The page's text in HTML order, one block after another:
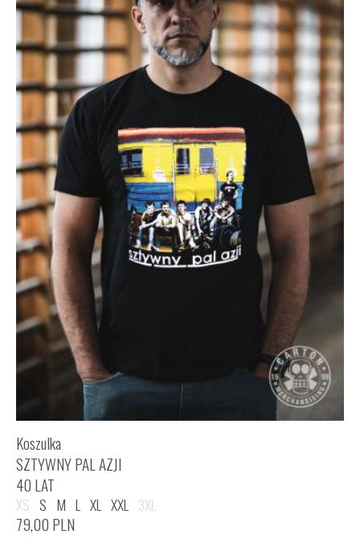
Koszulka
SZTYWNY PAL AZJI
40 LAT
XS S M L XL XXL 3XL
79,00 PLN